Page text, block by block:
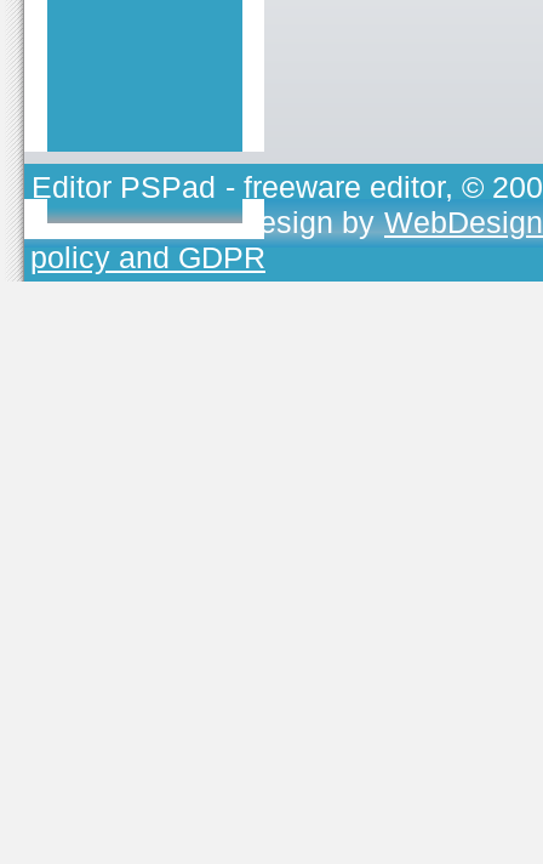
Editor PSPad - freeware editor, ©
TOJEONO.CZ, design by
policy and GDPR